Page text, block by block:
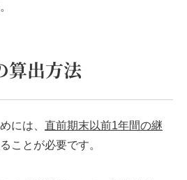
算出方法
には、 直前期末以前1年間の継
ることが必要です。